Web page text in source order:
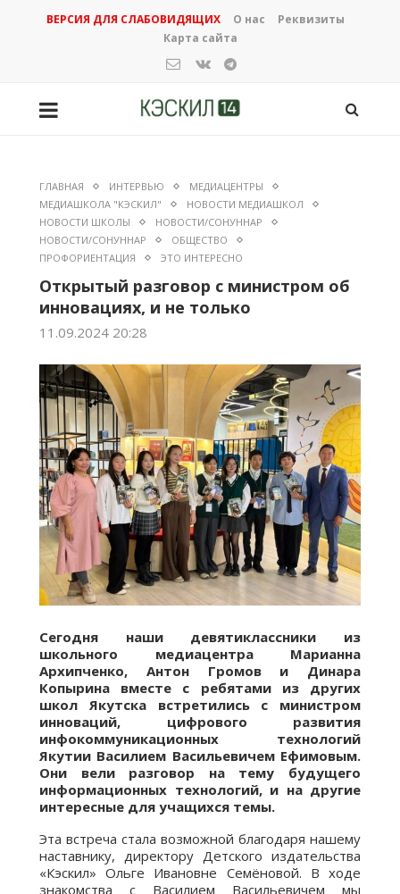
ВЕРСИЯ ДЛЯ СЛАБОВИДЯЩИХ О нас
Реквизиты
Карта сайта
ГЛАВНАЯ ИНТЕРВЬЮ
МЕДИАЦЕНТРЫ
МЕДИАШКОЛА "КЭСКИЛ"
НОВОСТИ МЕДИАШКОЛ
НОВОСТИ ШКОЛЫ
НОВОСТИ/СОНУННАР
НОВОСТИ/СОНУННАР
ОБЩЕСТВО
ПРОФОРИЕНТАЦИЯ
ЭТО ИНТЕРЕСНО
Открытый разговор с министром об
инновациях, и не только
11.09.2024 20:28
Сегодня наши девятиклассники из
школьного медиацентра Марианна
Архипченко, Антон Громов и Динара
Копырина вместе с ребятами из других
школ Якутска встретились с министром
инноваций, цифрового развития
инфокоммуникационных технологий
Якутии Василием Васильевичем Ефимовым.
Они вели разговор на тему будущего
информационных технологий, и на другие
интересные для учащихся темы.
Эта встреча стала возможной благодаря нашему
наставнику, директору Детского издательства
«Кэскил» Ольге Ивановне Семёновой. В ходе
знакомства с Василием Васильевичем мы